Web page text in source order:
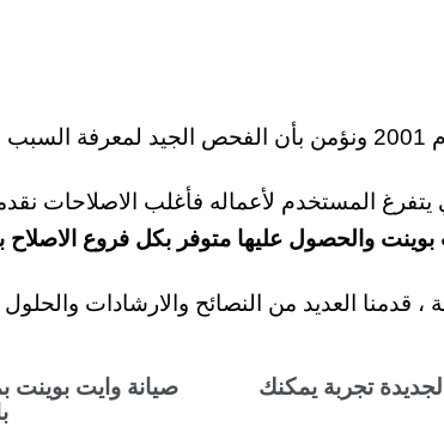
: نحن نقدم مجموعة متنوعة من الحلول الفعالة لخدمات إصلاح وايت بوينت منذ عام 2001
المستخدم لأعماله فأغلب الاصلاحات
والحصول عليها متوفر بكل فروع الاصلاح
العديد من النصائح والارشادات والحلول
صيانة وايت بوينت
تجربة يمكنك